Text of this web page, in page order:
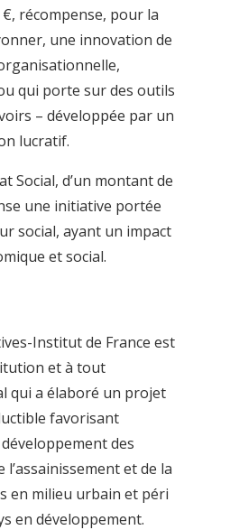
récompense, pour la
une innovation de
qui porte sur des outils
– développée par un
lucratif.
Social, d’un montant de
une initiative portée
social, ayant un impact
et social.
Institut de France est
et à tout
qui a élaboré un projet
favorisant
des
l’assainissement et de la
en milieu urbain et péri
en développement.